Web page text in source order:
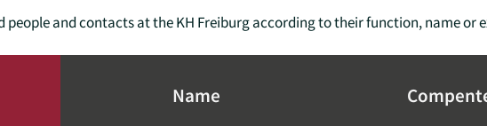
people and contacts at the KH Freiburg according to their function, name or
Name